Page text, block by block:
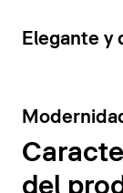
15
Elegante y
10
del